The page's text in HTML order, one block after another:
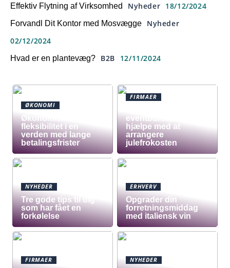
Effektiv Flytning af Virksomhed Nyheder 18/12/2024
Forvandl Dit Kontor med Mosvægge
Nyheder
02/12/2024
Hvad er en plantevæg? B2B 12/11/2024
ØKONOMI
Økonomisk
fleksibilitet i en
verden med lange
betalingsfrister
FIRMAER
eventbureau skal
hjælpe med at
arrangere
julefrokosten
NYHEDER
Tre gode tips til dig
som har fået en
forkølelse
ERHVERV
Opgrader din
forretningsmiddag
med italiensk vin
FIRMAER NYHEDER